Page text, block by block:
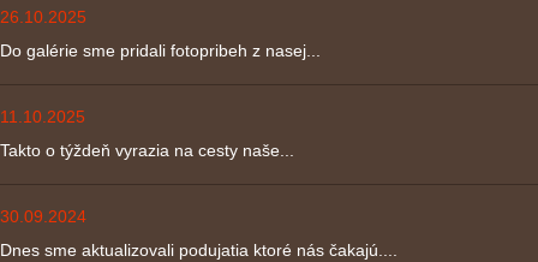
26.10.2025
Do galérie sme pridali fotopribeh z nasej...
11.10.2025
Takto o týždeň vyrazia na cesty naše...
30.09.2024
Dnes sme aktualizovali podujatia ktoré nás čakajú....